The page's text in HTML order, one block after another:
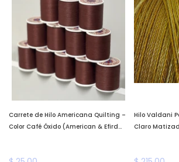
Carrete de Hilo Americana Quilting –
Color Café Óxido (American & Efird
Hilo Valdani
Claro